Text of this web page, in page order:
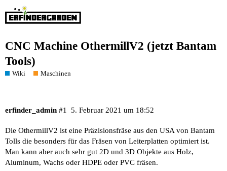
CNC Machine OthermillV2 (jetzt Bantam
Tools)
Wiki Maschinen
erfinder_admin 5. Februar 2021 um 18:52
#1
Die OthermillV2 ist eine Präzisionsfräse aus den USA von Bantam
Tolls die besonders für das Fräsen von Leiterplatten optimiert ist.
Man kann aber auch sehr gut 2D und 3D Objekte aus Holz,
Aluminum, Wachs oder HDPE oder PVC fräsen.